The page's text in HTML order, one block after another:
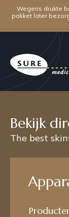
Wegens drukte
pakket later
Bekijk
The best